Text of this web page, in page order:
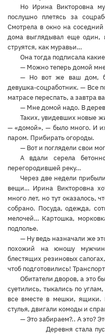
Но Ирина Викторовна
послушно плетясь за
Смотрела в окно на
дома выглядывал еще
струятся, как муравьи…
Она тогда подписала
— Можно теперь домой
— Но вот же ваш дом,
девушка-соцработник. — Все
матрасе переспать, а завтра
— Мне домой надо. В
Таких, увидевших новые
— «домой», — было много. И
паром. Прибирать огороды.
— Вот и поглядели свои
А вдали серела
перегородившей реку…
Через две недели
вещи… Ирина Викторовна
много лет, но тут оказалось,
собрано. Посуда, одежда,
мелочей… Картошка,
подполье.
— Ну ведь назначали же
похожий на юношу
блестящих резиновых
чтоб подготовились!
Обитатели дворов, а это
суетились, тыкались по
все вместе в мешки, ящики.
стулья, двигали комоды и
— Это забираем?.. А это?
Деревня стала